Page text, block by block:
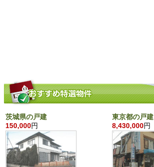
茨城県の戸建
150,000円
東京都の戸建
8,430,000円